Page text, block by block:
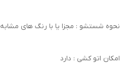
نحوه شستشو : مجزا یا با رنگ های مشابه
امکان اتو کشی : دارد